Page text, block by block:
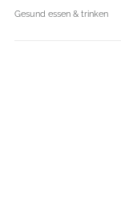
Gesund essen & trinken